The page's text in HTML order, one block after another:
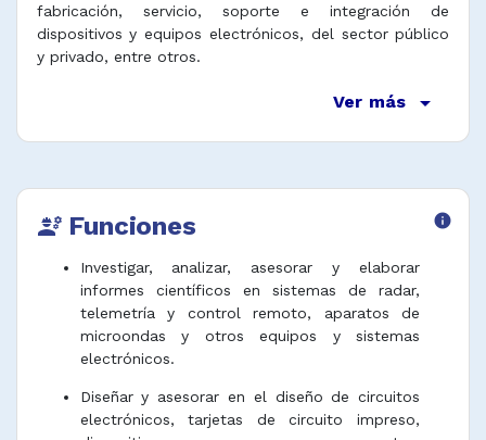
fabricación, servicio, soporte e integración de
dispositivos y equipos electrónicos, del sector público
y privado, entre otros.
Ver más arrow_drop_down
engineering Funciones info
Investigar, analizar, asesorar y elaborar
informes científicos en sistemas de radar,
telemetría y control remoto, aparatos de
microondas y otros equipos y sistemas
electrónicos.
Diseñar y asesorar en el diseño de circuitos
electrónicos, tarjetas de circuito impreso,